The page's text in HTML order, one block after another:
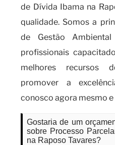
de Dívida Ibama na
qualidade. Somos a
de Gestão
profissionais
melhores recursos
promover a
conosco agora mesmo
Gostaria de um
sobre Processo
na Raposo Tavares?